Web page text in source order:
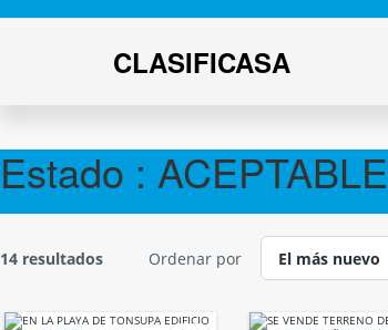
CLASIFICASA
Estado : ACEPTABLE
14 resultados Ordenar por